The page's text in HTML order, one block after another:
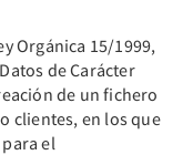
Orgánica 15/1999,
de Carácter
de un fichero
clientes, en los que
el